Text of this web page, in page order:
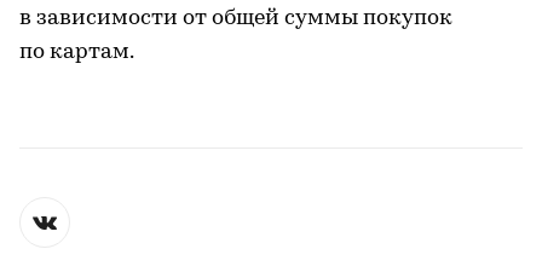
в зависимости от общей суммы покупок
по картам.